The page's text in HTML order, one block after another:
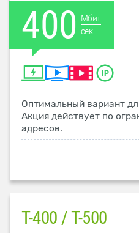
400 Мбит
сек
Оптимальный вариант
Акция действует по
адресов.
T-400 / T-500